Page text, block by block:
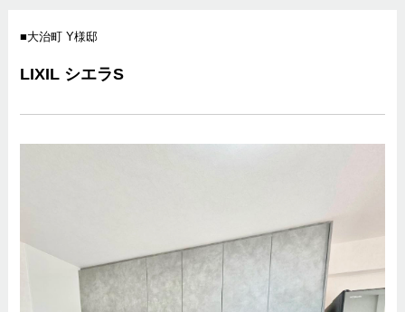
大治町 Y様邸
LIXIL シエラS